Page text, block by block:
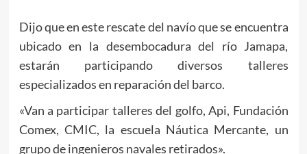
Dijo que en este rescate del navío que se encuentra
ubicado en la desembocadura del río Jamapa,
estarán participando diversos talleres
especializados en reparación del barco.
«Van a participar talleres del golfo, Api, Fundación
Comex, CMIC, la escuela Náutica Mercante, un
grupo de ingenieros navales retirados».